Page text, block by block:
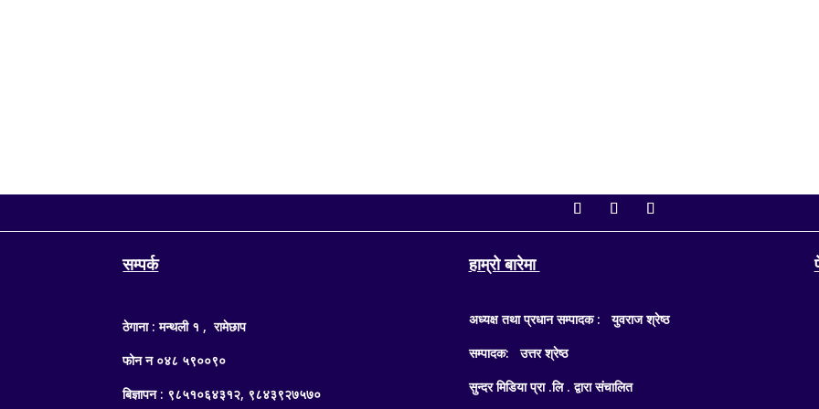
सम्पर्क
ठेगाना : मन्थली १ , रामेछाप
फोन न ०४८ ५९००९०
बिज्ञापन : ९८५१०६४३१२, ९८४३९२७५७०
हाम्रो बारेमा
अध्यक्ष तथा प्रधान सम्पादक : युवराज श्रेष्ठ
सम्पादक: उत्तर श्रेष्ठ
सुन्दर मिडिया प्रा .लि . द्वारा संचालित